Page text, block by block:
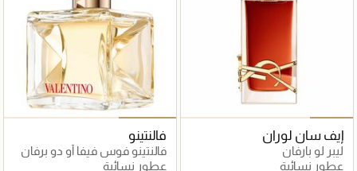
إيف سان لوران
ليبر لو بارفان
عطور نسائية
فالنتينو
فالنتينو فوس فيفا أو دو برفان
عطور نسائية